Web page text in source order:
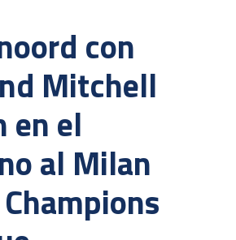
con
Mitchell
en el
al Milan